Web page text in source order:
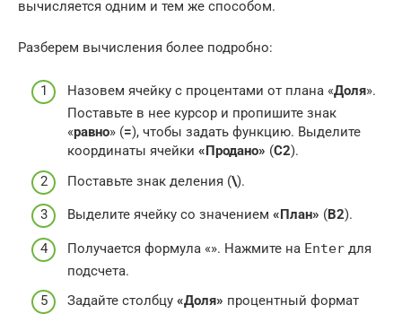
вычисляется одним и тем же способом.
Разберем вычисления более подробно:
Назовем ячейку с процентами от плана «Доля».
Поставьте в нее курсор и пропишите знак
«равно» (=), чтобы задать функцию. Выделите
координаты ячейки «Продано» (C2).
Поставьте знак деления (\).
Выделите ячейку со значением «План» (B2).
Получается формула «». Нажмите на Enter для
подсчета.
Задайте столбцу «Доля» процентный формат